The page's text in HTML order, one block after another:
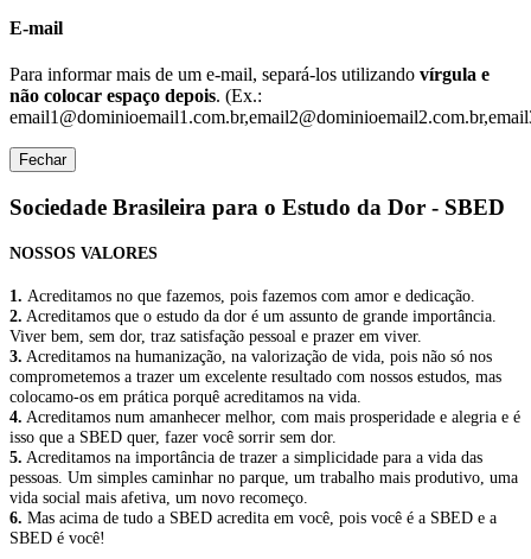
E-mail
Para informar mais de um e-mail, separá-los utilizando vírgula e
não colocar espaço depois. (Ex.:
Fechar
Sociedade Brasileira para o Estudo da Dor - SBED
NOSSOS VALORES
1. Acreditamos no que fazemos, pois fazemos com amor e dedicação.
2. Acreditamos que o estudo da dor é um assunto de grande importância.
Viver bem, sem dor, traz satisfação pessoal e prazer em viver.
3. Acreditamos na humanização, na valorização de vida, pois não só nos
comprometemos a trazer um excelente resultado com nossos estudos, mas
colocamo-os em prática porquê acreditamos na vida.
4. Acreditamos num amanhecer melhor, com mais prosperidade e alegria e é
isso que a SBED quer, fazer você sorrir sem dor.
5. Acreditamos na importância de trazer a simplicidade para a vida das
pessoas. Um simples caminhar no parque, um trabalho mais produtivo, uma
vida social mais afetiva, um novo recomeço.
6. Mas acima de tudo a SBED acredita em você, pois você é a SBED e a
SBED é você!